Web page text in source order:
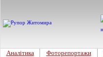
Аналітика Фоторепортажи